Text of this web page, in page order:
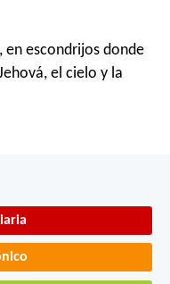
en escondrijos donde
el cielo y la